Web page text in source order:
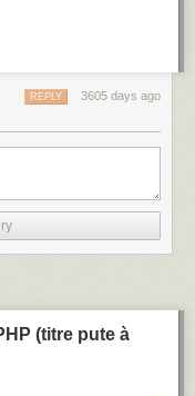
3605 days ago
REPLY
(titre pute à